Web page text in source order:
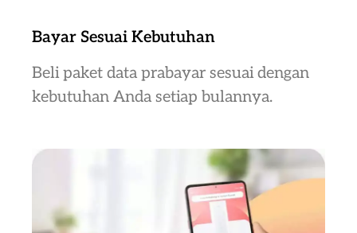
Bayar Sesuai Kebutuhan
Beli paket data prabayar sesuai dengan
kebutuhan Anda setiap bulannya.